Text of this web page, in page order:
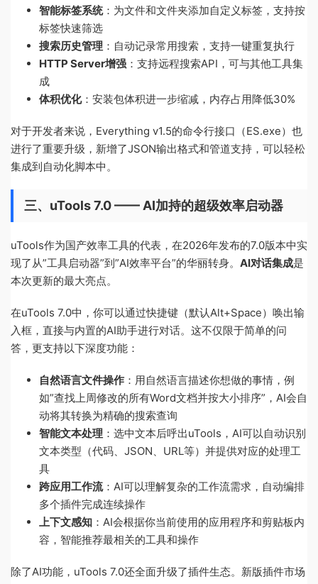
智能标签系统：为文件和文件夹添加自定义标签，支持按
标签快速筛选
搜索历史管理 ：自动记录常用搜索，支持一键重复执行
HTTP Server增强 ：支持远程搜索API，可与其他工具集
成
体积优化：安装包体积进一步缩减，内存占用降低30%
对于开发者来说，Everything v1.5的命令行接口（ES.exe）也
进行了重要升级，新增了JSON输出格式和管道支持，可以轻松
集成到自动化脚本中。
三、uTools 7.0 —— AI加持的超级效率启动器
uTools作为国产效率工具的代表，在2026年发布的7.0版本中实
现了从”工具启动器”到”AI效率平台”的华丽转身。 AI对话集成是
本次更新的最大亮点。
在uTools 7.0中，你可以通过快捷键（默认Alt+Space）唤出输
入框，直接与内置的AI助手进行对话。这不仅限于简单的问
答，更支持以下深度功能：
自然语言文件操作 ：用自然语言描述你想做的事情，例
如”查找上周修改的所有Word文档并按大小排序”，AI会自
动将其转换为精确的搜索查询
智能文本处理 ：选中文本后呼出uTools，AI可以自动识别
文本类型（代码、JSON、URL等）并提供对应的处理工
具
跨应用工作流：AI可以理解复杂的工作流需求，自动编排
多个插件完成连续操作
上下文感知 ：AI会根据你当前使用的应用程序和剪贴板内
容，智能推荐最相关的工具和操作
除了AI功能，uTools 7.0还全面升级了插件生态。新版插件市场